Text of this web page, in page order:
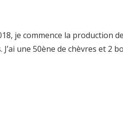
je commence la production
une 50ène de chèvres et 2